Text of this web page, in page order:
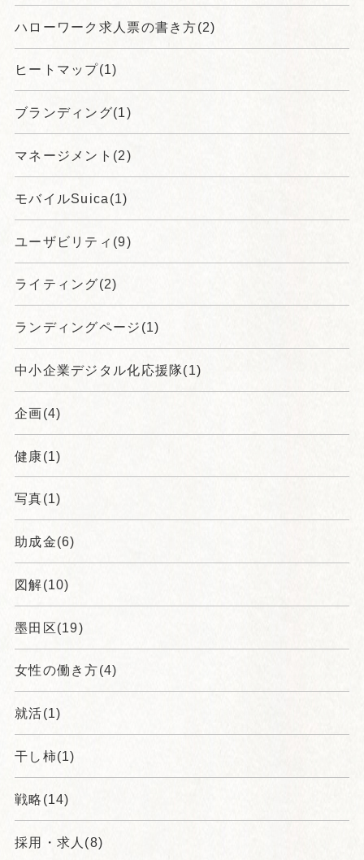
ハローワーク求人票の書き方(2)
ヒートマップ(1)
ブランディング(1)
マネージメント(2)
モバイルSuica(1)
ユーザビリティ(9)
ライティング(2)
ランディングページ(1)
中小企業デジタル化応援隊(1)
企画(4)
健康(1)
写真(1)
助成金(6)
図解(10)
墨田区(19)
女性の働き方(4)
就活(1)
干し柿(1)
戦略(14)
採用・求人(8)